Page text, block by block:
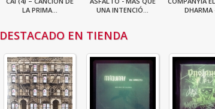
LA PRIMA...
UNA INTENCIÓ...
DHARMA
DESTACADO EN TIENDA